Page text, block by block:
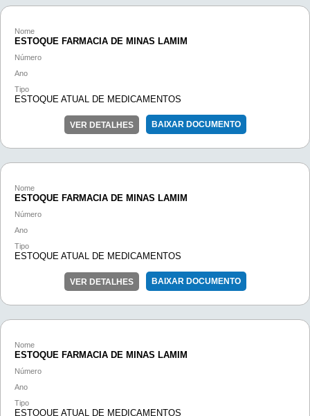
Nome
ESTOQUE FARMACIA DE MINAS LAMIM
Número
Ano
Tipo
ESTOQUE ATUAL DE MEDICAMENTOS
VER DETALHES BAIXAR DOCUMENTO
Nome
ESTOQUE FARMACIA DE MINAS LAMIM
Número
Ano
Tipo
ESTOQUE ATUAL DE MEDICAMENTOS
VER DETALHES BAIXAR DOCUMENTO
Nome
ESTOQUE FARMACIA DE MINAS LAMIM
Número
Ano
Tipo
ESTOQUE ATUAL DE MEDICAMENTOS